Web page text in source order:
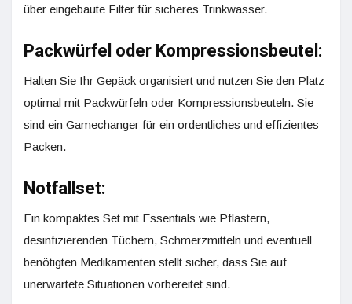
über eingebaute Filter für sicheres Trinkwasser.
Packwürfel oder Kompressionsbeutel:
Halten Sie Ihr Gepäck organisiert und nutzen Sie den Platz
optimal mit Packwürfeln oder Kompressionsbeuteln. Sie
sind ein Gamechanger für ein ordentliches und effizientes
Packen.
Notfallset:
Ein kompaktes Set mit Essentials wie Pflastern,
desinfizierenden Tüchern, Schmerzmitteln und eventuell
benötigten Medikamenten stellt sicher, dass Sie auf
unerwartete Situationen vorbereitet sind.